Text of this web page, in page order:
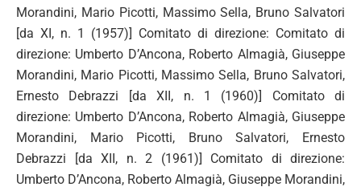
Morandini, Mario Picotti, Massimo Sella, Bruno Salvatori
[da XI, n. 1 (1957)] Comitato di direzione: Comitato di
direzione: Umberto D’Ancona, Roberto Almagià, Giuseppe
Morandini, Mario Picotti, Massimo Sella, Bruno Salvatori,
Ernesto Debrazzi [da XII, n. 1 (1960)] Comitato di
direzione: Umberto D’Ancona, Roberto Almagià, Giuseppe
Morandini, Mario Picotti, Bruno Salvatori, Ernesto
Debrazzi [da XII, n. 2 (1961)] Comitato di direzione:
Umberto D’Ancona, Roberto Almagià, Giuseppe Morandini,